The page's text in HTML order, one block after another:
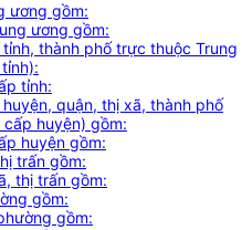
ương gồm:
ương gồm:
thành phố trực thuộc Trung
tỉnh:
quận, thị xã, thành phố
huyện) gồm:
huyện gồm:
trấn gồm:
thị trấn gồm:
gồm:
gồm: